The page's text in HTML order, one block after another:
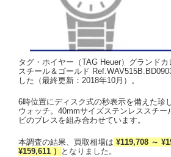
タグ・ホイヤー（TAG Heuer）グランド
スチール＆ゴールド
した（最終更新：2018年10月）。
6時位置にディスク式の秒表示を備えた珍
ウォッチ。40mmサイズステンレススチー
ビのブレスを組み合わせています。
本調査の結果、買取相場は ¥119,708 ～
¥159,611 ）
となりました。